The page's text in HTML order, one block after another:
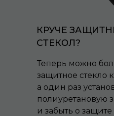
КРУЧЕ
СТЕКОЛ?
Теперь можно
защитное стекло
а один раз
полиуретановую
и забыть о